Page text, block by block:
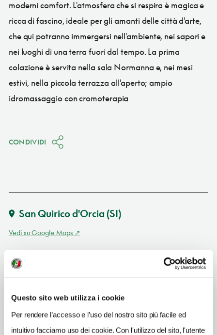
Questo sito web utilizza i cookie
Per rendere l’accesso e l’uso del nostro sito più facile ed
intuitivo facciamo uso dei cookie. Con l'utilizzo del sito, l'utente
moderni comfort. L'atmosfera che si respira è magica e
ricca di fascino, ideale per gli amanti delle città d'arte,
che qui potranno immergersi nell'ambiente, nei sapori e
nei luoghi di una terra fuori dal tempo. La prima
colazione è servita nella sala Normanna e, nei mesi
estivi, nella piccola terrazza all'aperto; ampio
idromassaggio con cromoterapia
CONDIVIDI
San Quirico d'Orcia (SI)
Vedi su Google Maps
INDIRIZZO
via D. Alighieri 29 - 53027
Toscana IT
SITO WEB